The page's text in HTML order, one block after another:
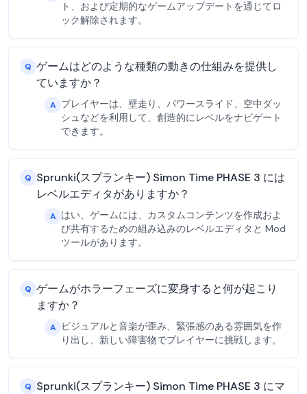
ト、および定期的なゲームアップデートを通じてロ
ック解除されます。
Q ゲームはどのような種類の動きの仕組みを提供し
ていますか？
A プレイヤーは、壁走り、パワースライド、空中ダッ
シュなどを利用して、創造的にレベルをナビゲート
できます。
Q Sprunki(スプランキー) Simon Time PHASE 3 には
レベルエディタがありますか？
A はい、ゲームには、カスタムコンテンツを作成およ
び共有するための組み込みのレベルエディタと Mod
ツールがあります。
Q ゲームがホラーフェーズに変身すると何が起こり
ますか？
A
ビジュアルと音楽が歪み、緊張感のある雰囲気を作
り出し、新しい障害物でプレイヤーに挑戦します。
Q Sprunki(スプランキー) Simon Time PHASE 3 にマ